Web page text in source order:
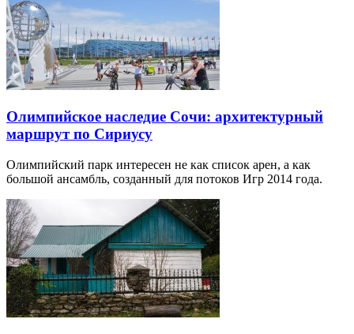
Олимпийское наследие Сочи: архитектурный
маршрут по Сириусу
Олимпийский парк интересен не как список арен, а как
большой ансамбль, созданный для потоков Игр 2014 года.